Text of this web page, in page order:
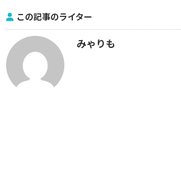
この記事のライター
みゃりも